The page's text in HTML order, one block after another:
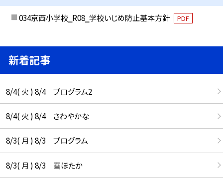
034京西小学校‗R08‗学校いじめ防止基本方針 PDF
新着記事
8/4( 火 ) 8/4 プログラム2
8/4( 火 ) 8/4 さわやかな
8/3( 月 ) 8/3 プログラム
8/3( 月 ) 8/3 雪ほたか